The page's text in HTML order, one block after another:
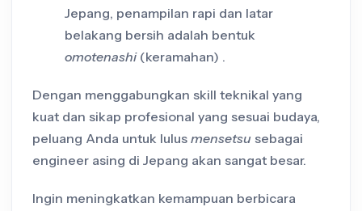
Jepang, penampilan rapi dan latar
belakang bersih adalah bentuk
omotenashi(keramahan) .
Dengan menggabungkan skill teknikal yang
kuat dan sikap profesional yang sesuai budaya,
peluang Anda untuk lulus mensetsu sebagai
engineer asing di Jepang akan sangat besar.
Ingin meningkatkan kemampuan berbicara